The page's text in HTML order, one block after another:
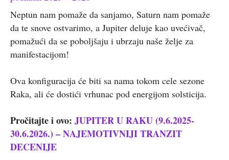
Neptun nam pomaže da sanjamo, Saturn nam pomaže
da te snove ostvarimo, a Jupiter deluje kao uvećivač,
pomažući da se poboljšaju i ubrzaju naše želje za
manifestacijom!
Ova konfiguracija će biti sa nama tokom cele sezone
Raka, ali će dostići vrhunac pod energijom solsticija.
Pročitajte i ovo: JUPITER U RAKU (9.6.2025-
30.6.2026.) – NAJEMOTIVNIJI TRANZIT
DECENIJE